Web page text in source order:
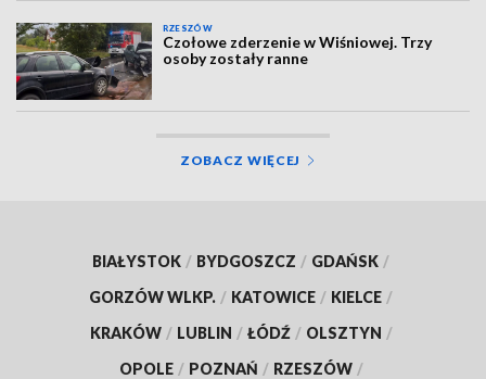
RZESZÓW
Czołowe zderzenie w Wiśniowej. Trzy
osoby zostały ranne
ZOBACZ WIĘCEJ
BIAŁYSTOK / BYDGOSZCZ / GDAŃSK /
GORZÓW WLKP. / KATOWICE / KIELCE /
KRAKÓW / LUBLIN / ŁÓDŹ / OLSZTYN /
OPOLE / POZNAŃ / RZESZÓW /